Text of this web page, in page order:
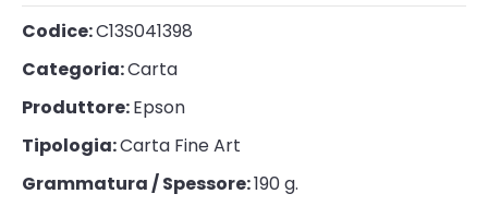
Codice:C13S041398
Categoria:Carta
Produttore:Epson
Tipologia:Carta Fine Art
Grammatura / Spessore:190 g.